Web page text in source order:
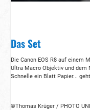
Das Set
Die Canon EOS R8 auf einem
Ultra Macro Objektiv und dem
Schnelle ein Blatt Papier...
©Thomas Krüger / PHOTO